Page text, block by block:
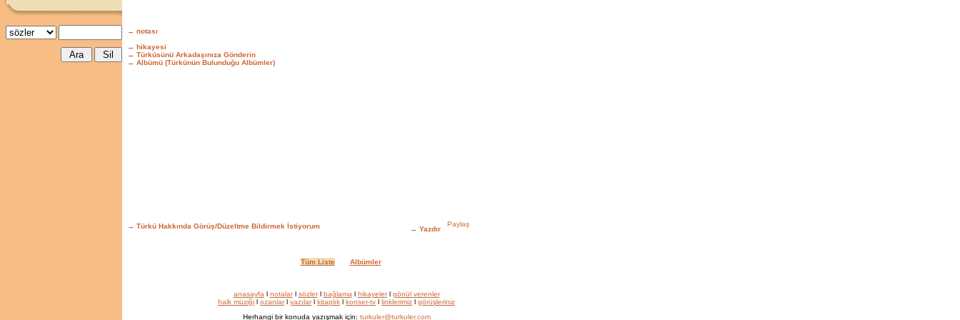
→ notası
→ hikayesi
→ Türküsünü Arkadaşınıza Gönderin
→ Albümü (Türkünün Bulunduğu Albümler)
→ Türkü Hakkında Görüş/Düzeltme Bildirmek İstiyorum → Yazdır
Tüm Liste Albümler
anasayfa l notalarl sözlerl bağlama l hikayelerl gönül verenler
halk müziği l ozanlarl yazılarl kitaplık l konser-tv l linklerimiz l görüşleriniz
Herhangi bir konuda yazışmak için: turkuler@turkuler.com